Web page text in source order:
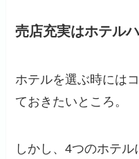
売店充実はホテル
ホテルを選ぶ時には
ておきたいところ。
しかし、4つのホテ